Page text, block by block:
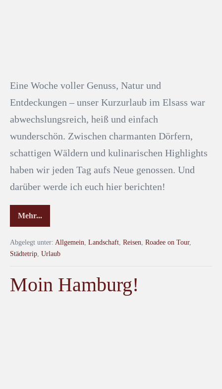
Eine Woche voller Genuss, Natur und
Entdeckungen – unser Kurzurlaub im Elsass war
abwechslungsreich, heiß und einfach
wunderschön. Zwischen charmanten Dörfern,
schattigen Wäldern und kulinarischen Highlights
haben wir jeden Tag aufs Neue genossen. Und
darüber werde ich euch hier berichten!
Mehr...
Abgelegt unter: Allgemein, Landschaft, Reisen, Roadee on Tour,
Städtetrip, Urlaub
Moin Hamburg!